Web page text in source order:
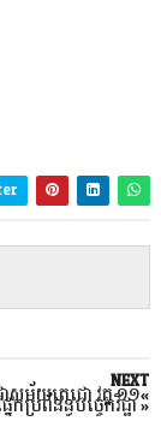
NEXT
សម័យ​តេជោ វគ្គ ១១«
កប្រព័នន្ធបច្ចេកវិជ្ជា »